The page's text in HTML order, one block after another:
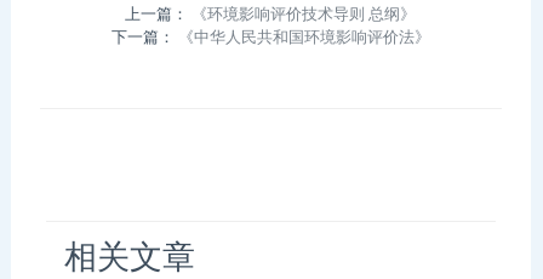
上一篇：
《环境影响评价技术导则 总纲》
下一篇：
《中华人民共和国环境影响评价法》
相关文章